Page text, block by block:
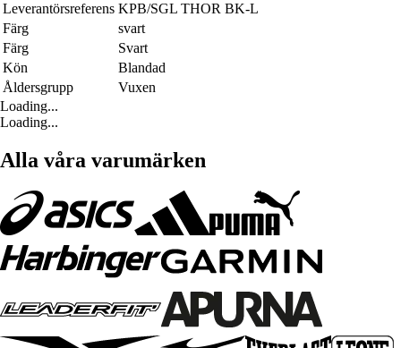
Leverantörsreferens KPB/SGL THOR BK-L
Färg
svart
Färg
Svart
Kön
Blandad
Åldersgrupp
Vuxen
Loading...
Loading...
Alla våra varumärken